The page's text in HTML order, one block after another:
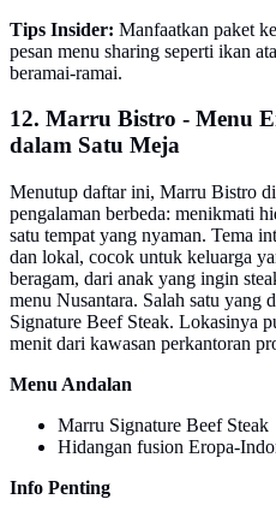
Tips Insider: Manfaatkan paket
pesan menu sharing seperti ikan
beramai-ramai.
12. Marru Bistro - Menu
dalam Satu Meja
Menutup daftar ini, Marru Bistro
pengalaman berbeda: menikmati
satu tempat yang nyaman. Tema
dan lokal, cocok untuk keluarga
beragam, dari anak yang ingin
menu Nusantara. Salah satu yang
Signature Beef Steak. Lokasinya
menit dari kawasan perkantoran
Menu Andalan
Marru Signature Beef Steak
Hidangan fusion Eropa-
Info Penting